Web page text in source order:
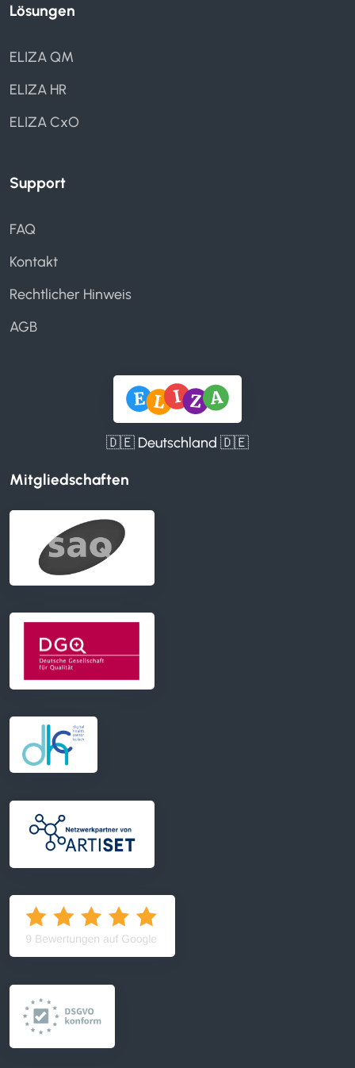
Lösungen
ELIZA QM
ELIZA HR
ELIZA CxO
Support
FAQ
Kontakt
Rechtlicher Hinweis
AGB
🇩🇪 Deutschland 🇩🇪
Mitgliedschaften